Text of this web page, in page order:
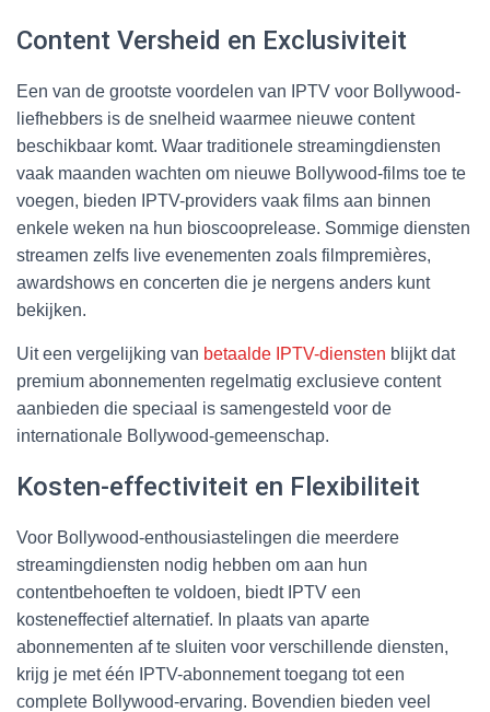
Content Versheid en Exclusiviteit
Een van de grootste voordelen van IPTV voor Bollywood-
liefhebbers is de snelheid waarmee nieuwe content
beschikbaar komt. Waar traditionele streamingdiensten
vaak maanden wachten om nieuwe Bollywood-films toe te
voegen, bieden IPTV-providers vaak films aan binnen
enkele weken na hun bioscooprelease. Sommige diensten
streamen zelfs live evenementen zoals filmpremières,
awardshows en concerten die je nergens anders kunt
bekijken.
Uit een vergelijking van betaalde IPTV-diensten blijkt dat
premium abonnementen regelmatig exclusieve content
aanbieden die speciaal is samengesteld voor de
internationale Bollywood-gemeenschap.
Kosten-effectiviteit en Flexibiliteit
Voor Bollywood-enthousiastelingen die meerdere
streamingdiensten nodig hebben om aan hun
contentbehoeften te voldoen, biedt IPTV een
kosteneffectief alternatief. In plaats van aparte
abonnementen af te sluiten voor verschillende diensten,
krijg je met één IPTV-abonnement toegang tot een
complete Bollywood-ervaring. Bovendien bieden veel